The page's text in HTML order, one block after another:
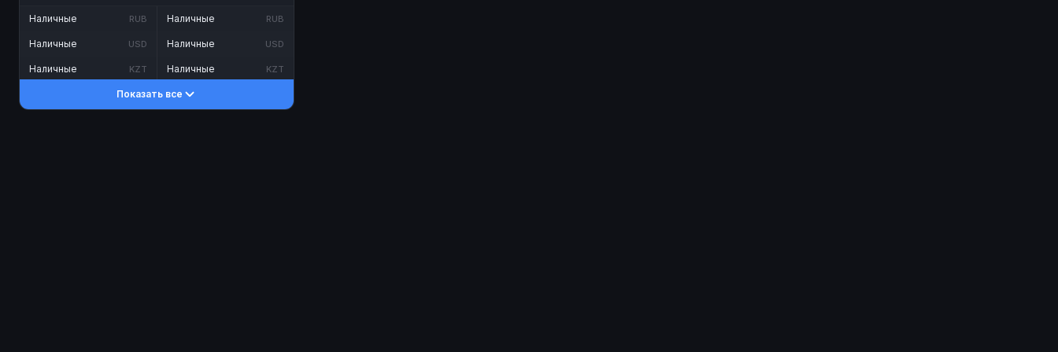
Наличные RUB
Наличные USD
Наличные KZT
Наличные RUB
Наличные USD
Наличные KZT
Показать все